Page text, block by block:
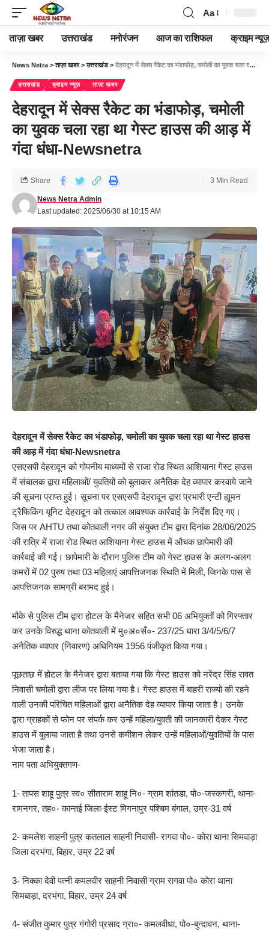
Aa
ताज़ा खबर उत्तराखंड मनोरंजन आज का राशिफल क्राइम न्यूज़
News Netra >ताज़ा खबर>उत्तराखंड> देहरादून में सेक्स रैकेट का भंडाफोड़, चमोली का युवक चला रहा था गेस्ट हाउस की आड़ में गंदा धंधा-Newsnetra
उत्तराखंड क्राइम न्यूज़ ताज़ा खबर
देहरादून में सेक्स रैकेट का भंडाफोड़, चमोली
का युवक चला रहा था गेस्ट हाउस की आड़ में
गंदा धंधा-Newsnetra
Last updated: 2025/06/30 at 10:15 AM
News Netra Admin
Share 3 Min Read
देहरादून में सेक्स रैकेट का भंडाफोड़, चमोली का युवक चला रहा था गेस्ट हाउस
की आड़ में गंदा धंधा-Newsnetra
एसएसपी देहरादून को गोपनीय माध्यमों से राजा रोड स्थित आशियाना गेस्ट हाउस
में संचालक द्वारा महिलाओं/ युवतियों को बुलाकर अनैतिक देह व्यापार करवाये जाने
की सूचना प्राप्त हुई। सूचना पर एसएसपी देहरादून द्वारा प्रभारी एन्टी ह्यूमन
ट्रैफिकिंग यूनिट देहरादून को तत्काल आवश्यक कार्रवाई के निर्देश दिए गए।
जिस पर AHTU तथा कोतवाली नगर की संयुक्त टीम द्वारा दिनांक 28/06/2025
की रात्रि में राजा रोड स्थित आशियाना गेस्ट हाउस में औचक छापेमारी की
कार्रवाई की गई। छापेमारी के दौरान पुलिस टीम को गेस्ट हाउस के अलग-अलग
कमरों में 02 पुरुष तथा 03 महिलाएं आपत्तिजनक स्थिति में मिली, जिनके पास से
आपत्तिजनक सामग्री बरामद हुई।
मौके से पुलिस टीम द्वारा होटल के मैनेजर सहित सभी 06 अभियुक्तों को गिरफ्तार
कर उनके विरुद्ध थाना कोतवाली में मु०अ०सँ०- 237/25 धारा 3/4/5/6/7
अनैतिक व्यापार (निवारण) अधिनियम 1956 पंजीकृत किया गया।
पूछताछ में होटल के मैनेजर द्वारा बताया गया कि गेस्ट हाउस को नरेंद्र सिंह रावत
निवासी चमोली द्वारा लीज पर लिया गया है। गेस्ट हाउस में बाहरी राज्यो की रहने
वाली उनकी परिचित महिलाओं द्वारा अनैतिक देह व्यापार किया जाता है। उनके
द्वारा ग्राहकों से फोन पर संपर्क कर उन्हें महिला/युवती की जानकारी देकर गेस्ट
हाउस में बुलाया जाता है तथा उनसे कमीशन लेकर उन्हें महिलाओं/युवतियों के पास
भेजा जाता है।
नाम पता अभियुक्तगण-
1- तापस शाहू पुत्र स्व० सीताराम शाहू नि०- ग्राम शांतडा, पो०-जस्कगरी, थाना-
रामनगर, तह०- कान्तई जिला-ईस्ट मिगनापुर पश्चिम बंगाल, उम्र-31 वर्ष
2- कमलेश साहनी पुत्र कतलाल साहनी निवासी- रागवा पो०- कोरा थाना सिमवाड़ा
जिला दरभंगा, बिहार, उम्र 22 वर्ष
3- निक्का देवी पत्नी कमलवीर साहनी निवासी ग्राम रागवा पो० कोरा थाना
सिमबाड़ा, दरभंगा, विहार, उम्र 24 वर्ष
4- संजीत कुमार पुत्र गंगोरी प्रसाद ग्रा०- कमलवीधा, पो०-बुन्दावन, थाना-